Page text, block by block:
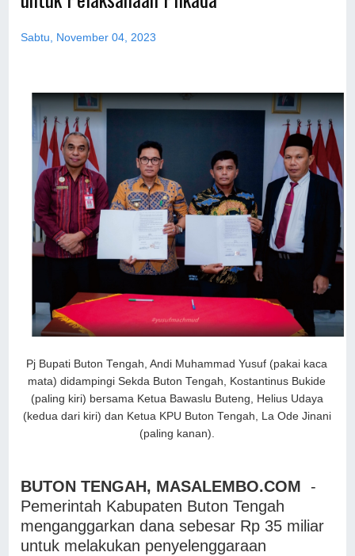
Sabtu, November 04, 2023
Pj Bupati Buton Tengah, Andi Muhammad Yusuf (pakai kaca
mata) didampingi Sekda Buton Tengah, Kostantinus Bukide
(paling kiri) bersama Ketua Bawaslu Buteng, Helius Udaya
(kedua dari kiri) dan Ketua KPU Buton Tengah, La Ode Jinani
(paling kanan).
BUTON TENGAH, MASALEMBO.COM -
Pemerintah Kabupaten Buton Tengah
menganggarkan dana sebesar Rp 35 miliar
untuk melakukan penyelenggaraan